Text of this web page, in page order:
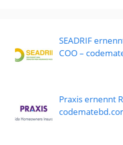
SEADRIF
COO –
Praxis ernennt